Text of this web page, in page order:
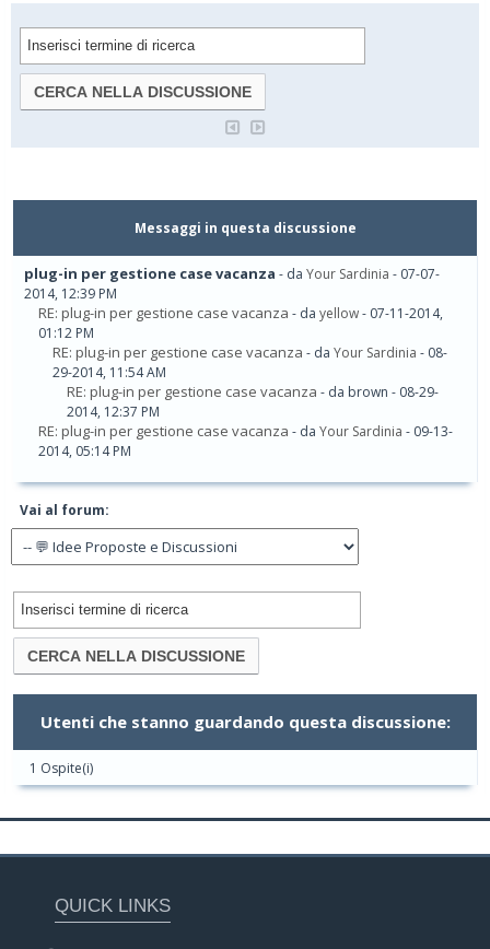
Messaggi in questa discussione
plug-in per gestione case vacanza - da Your Sardinia - 07-07-
2014, 12:39 PM
RE: plug-in per gestione case vacanza - da yellow- 07-11-2014,
01:12 PM
RE: plug-in per gestione case vacanza - da Your Sardinia - 08-
29-2014, 11:54 AM
RE: plug-in per gestione case vacanza - da brown - 08-29-
2014, 12:37 PM
RE: plug-in per gestione case vacanza - da Your Sardinia - 09-13-
2014, 05:14 PM
Vai al forum:
Utenti che stanno guardando questa discussione:
1 Ospite(i)
QUICK LINKS